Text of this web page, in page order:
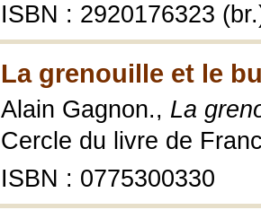
ISBN : 2920176323
La grenouille et le
Alain Gagnon., La
Cercle du livre de
ISBN : 0775300330